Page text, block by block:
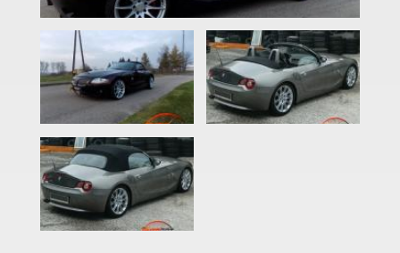
2 Series F22
2 Series F23
2 Series F45
2 Series F46
M2 F87
2 Series F44 Gran Coupe
M2 F44 Gran Coupe